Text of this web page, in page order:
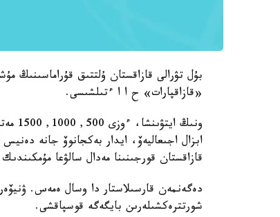
بۇل تۋرالى قازاقستان ۇلتتىق قۇراماسىنىڭ
«قازاقپارات» ح ا ا ءتىلشىسى.
قازاقستان قورجىنىنا مەدال سالۋعا
دەگەنمەن قارسىلاستار دا وسال ەمەس.
شورتترەكشىلەرىن بايگەگە قوسپاقشى.